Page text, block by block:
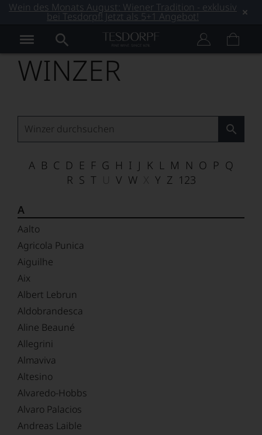
Wein des Monats August: Wiener Tradition - exklusiv
bei Tesdorpf! Jetzt als 5+1 Angebot!
WINZER
A B C D E F G H I J K L M N O P Q
R S T V W Y Z 123
A
Aalto
Agricola Punica
Aiguilhe
Aix
Albert Lebrun
Aldobrandesca
Aline Beauné
Allegrini
Almaviva
Altesino
Alvaredo-Hobbs
Alvaro Palacios
Andreas Laible